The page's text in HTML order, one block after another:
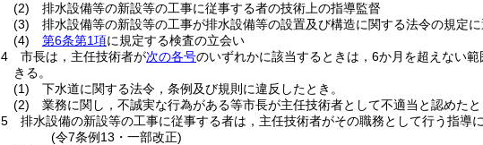
(2)
排水設備等の新設等の工事に従事する者の技術上の指導監督
(3)
排水設備等の新設等の工事が排水設備等の設置及び構造に関する法令の規定
(4)
第6条第1項に規定する検査の立会い
4
市長は，主任技術者が次の各号のいずれかに該当するときは，6か月を超えない
きる。
(1)
下水道に関する法令，条例及び規則に違反したとき。
(2)
業務に関し，不誠実な行為がある等市長が主任技術者として不適当と認めたと
5
排水設備の新設等の工事に従事する者は，主任技術者がその職務として行う指導
(令7条例13・一部改正)